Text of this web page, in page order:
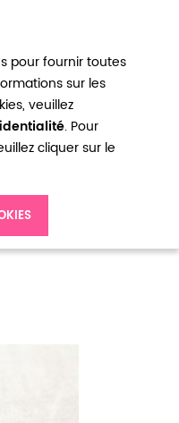
pour fournir toutes
sur les
veuillez
. Pour
cliquer sur le
Motifs Argenté x 8pcs